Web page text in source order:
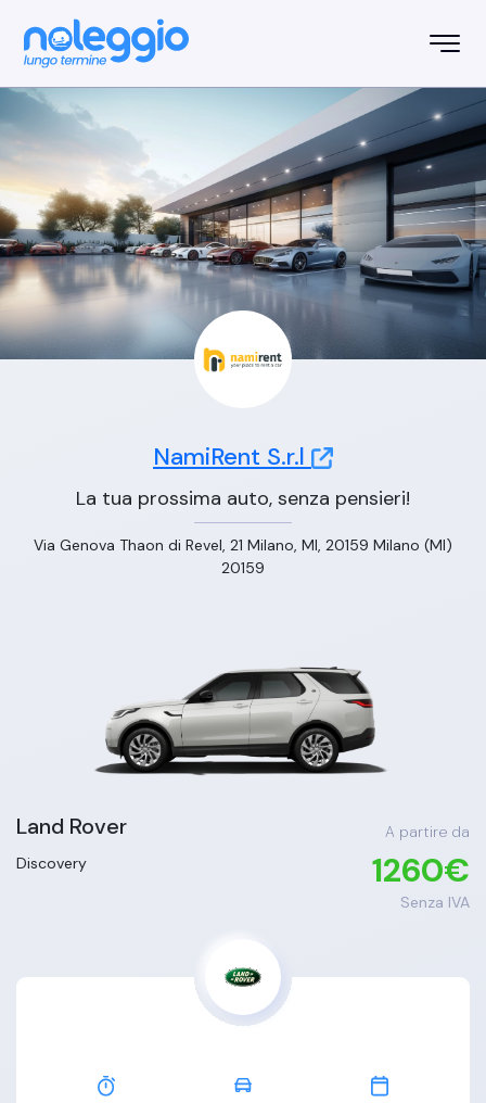
NamiRent S.r.l
La tua prossima auto, senza pensieri!
Via Genova Thaon di Revel, 21 Milano, MI, 20159 Milano (MI)
20159
Land Rover
A partire da
Discovery
1260€
Senza IVA